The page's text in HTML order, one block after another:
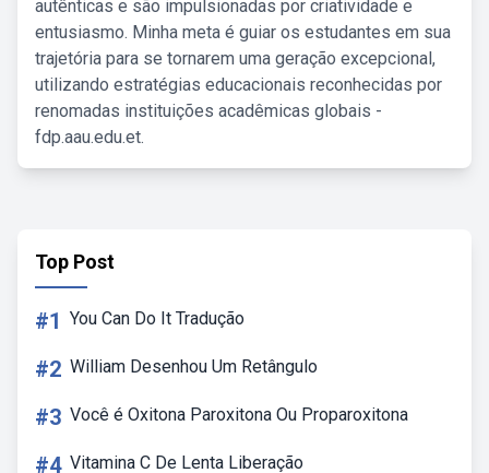
autênticas e são impulsionadas por criatividade e
entusiasmo. Minha meta é guiar os estudantes em sua
trajetória para se tornarem uma geração excepcional,
utilizando estratégias educacionais reconhecidas por
renomadas instituições acadêmicas globais -
fdp.aau.edu.et.
Top Post
#1 You Can Do It Tradução
#2 William Desenhou Um Retângulo
#3 Você é Oxitona Paroxitona Ou Proparoxitona
#4 Vitamina C De Lenta Liberação